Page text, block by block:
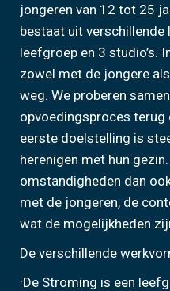
jongeren van 12 tot 25
bestaat uit verschillende
leefgroep en 3 studio’s.
zowel met de jongere
weg. We proberen
opvoedingsproces terug
eerste doelstelling is
herenigen met hun
omstandigheden dan
met de jongeren, de
wat de mogelijkheden
De verschillende
·De Stroming is een